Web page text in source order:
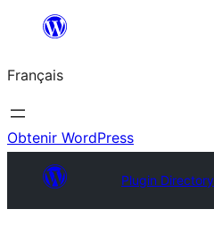
contenu
Français
Obtenir WordPress
Plugin Directory